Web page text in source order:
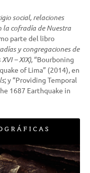
social, relaciones
la cofradía de Nuestra
parte del libro
y congregaciones de
– XIX), “Bourboning
of Lima” (2014), en
; y “Providing Temporal
1687 Earthquake in